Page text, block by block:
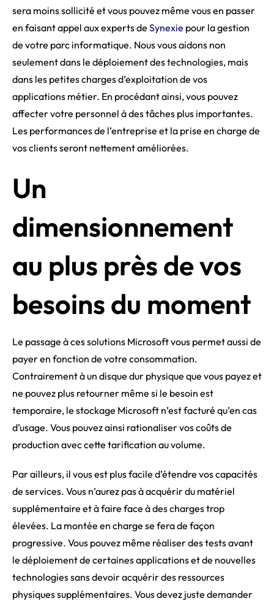
sera moins sollicité et vous pouvez même vous en passer
en faisant appel aux experts de Synexie pour la gestion
de votre parc informatique. Nous vous aidons non
seulement dans le déploiement des technologies, mais
dans les petites charges d’exploitation de vos
applications métier. En procédant ainsi, vous pouvez
affecter votre personnel à des tâches plus importantes.
Les performances de l’entreprise et la prise en charge de
vos clients seront nettement améliorées.
Un
dimensionnement
au plus près de vos
besoins du moment
Le passage à ces solutions Microsoft vous permet aussi de
payer en fonction de votre consommation.
Contrairement à un disque dur physique que vous payez et
ne pouvez plus retourner même si le besoin est
temporaire, le stockage Microsoft n’est facturé qu’en cas
d’usage. Vous pouvez ainsi rationaliser vos coûts de
production avec cette tarification au volume.
Par ailleurs, il vous est plus facile d’étendre vos capacités
de services. Vous n’aurez pas à acquérir du matériel
supplémentaire et à faire face à des charges trop
élevées. La montée en charge se fera de façon
progressive. Vous pouvez même réaliser des tests avant
le déploiement de certaines applications et de nouvelles
technologies sans devoir acquérir des ressources
physiques supplémentaires. Vous devez juste demander